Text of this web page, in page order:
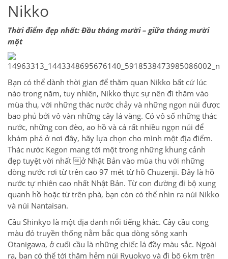
Nikko
Thời điểm đẹp nhất: Đầu tháng mười – giữa tháng mười
một
Bạn có thể dành thời gian để thăm quan Nikko bất cứ lúc
nào trong năm, tuy nhiên, Nikko thực sự nên đi thăm vào
mùa thu, với những thác nước chảy và những ngọn núi được
bao phủ bởi vô vàn những cây lá vàng. Có vô số những thác
nước, những con đèo, ao hồ và cả rất nhiều ngọn núi để
khám phá ở nơi đây, hãy lựa chọn cho mình một địa điểm.
Thác nước Kegon mang tới một trong những khung cảnh
đẹp tuyệt vời nhất ở Nhật Bản vào mùa thu với những
dòng nước rơi từ trên cao 97 mét từ hồ Chuzenji. Đây là hồ
nước tự nhiên cao nhất Nhật Bản. Từ con đường đi bộ xung
quanh hồ hoặc từ trên phà, bạn còn có thể nhìn ra núi Nikko
và núi Nantaisan.
Cầu Shinkyo là một địa danh nổi tiếng khác. Cây cầu cong
màu đỏ truyền thống nằm bắc qua dòng sông xanh
Otanigawa, ở cuối cầu là những chiếc lá đầy màu sắc. Ngoài
ra, bạn có thể tới thăm hẻm núi Ryuokyo và đi bộ 6km trên